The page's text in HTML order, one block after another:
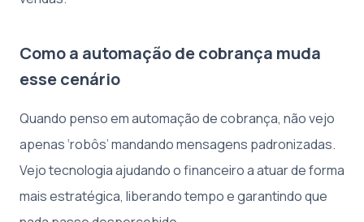
Como a automação de cobrança muda
esse cenário
Quando penso em automação de cobrança, não vejo
apenas ‘robôs’ mandando mensagens padronizadas.
Vejo tecnologia ajudando o financeiro a atuar de forma
mais estratégica, liberando tempo e garantindo que